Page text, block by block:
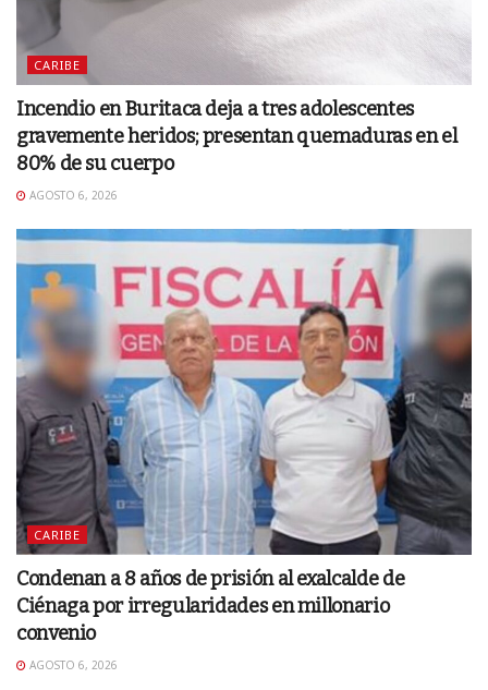
CARIBE
Incendio en Buritaca deja a tres adolescentes
gravemente heridos; presentan quemaduras en el
80% de su cuerpo
AGOSTO 6, 2026
CARIBE
Condenan a 8 años de prisión al exalcalde de
Ciénaga por irregularidades en millonario
convenio
AGOSTO 6, 2026